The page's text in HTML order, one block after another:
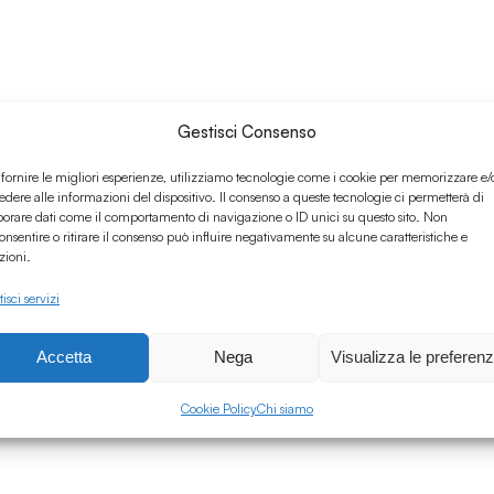
Gestisci Consenso
le migliori esperienze, utilizziamo tecnologie come i cookie per memorizzare e/
alle informazioni del dispositivo. Il consenso a queste tecnologie ci permetterà di
dati come il comportamento di navigazione o ID unici su questo sito. Non
o ritirare il consenso può influire negativamente su alcune caratteristiche e
servizi
Accetta Nega Visualizza le
Cookie PolicyChi siamo